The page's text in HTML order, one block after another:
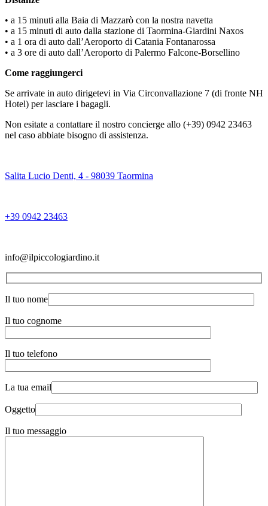
• a 15 minuti alla Baia di Mazzarò con la nostra navetta
• a 15 minuti di auto dalla stazione di Taormina-Giardini Naxos
• a 1 ora di auto dall’Aeroporto di Catania Fontanarossa
• a 3 ore di auto dall’Aeroporto di Palermo Falcone-Borsellino
Come raggiungerci
Se arrivate in auto dirigetevi in Via Circonvallazione 7 (di fronte NH
Hotel) per lasciare i bagagli.
Non esitate a contattare il nostro concierge allo (+39) 0942 23463
nel caso abbiate bisogno di assistenza.
Salita Lucio Denti, 4 - 98039 Taormina
+39 0942 23463
info@ilpiccologiardino.it
Il tuo nome
Il tuo cognome
Il tuo telefono
La tua email
Oggetto
Il tuo messaggio